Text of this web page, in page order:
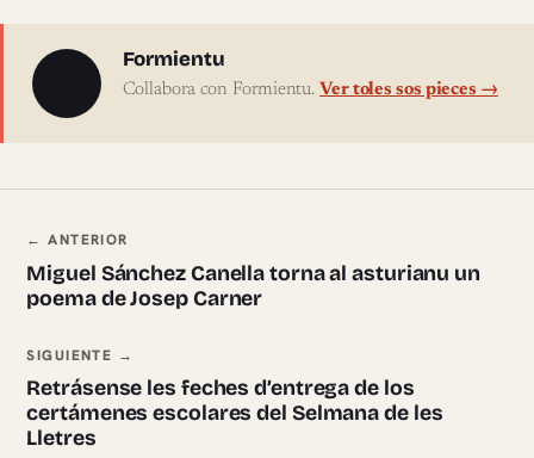
Sobre l'autor
Formientu
Collabora con Formientu. Ver toles sos pieces →
Navegación ente pieces
← ANTERIOR
Miguel Sánchez Canella torna al asturianu un
poema de Josep Carner
SIGUIENTE →
Retrásense les feches d’entrega de los
certámenes escolares del Selmana de les
Lletres